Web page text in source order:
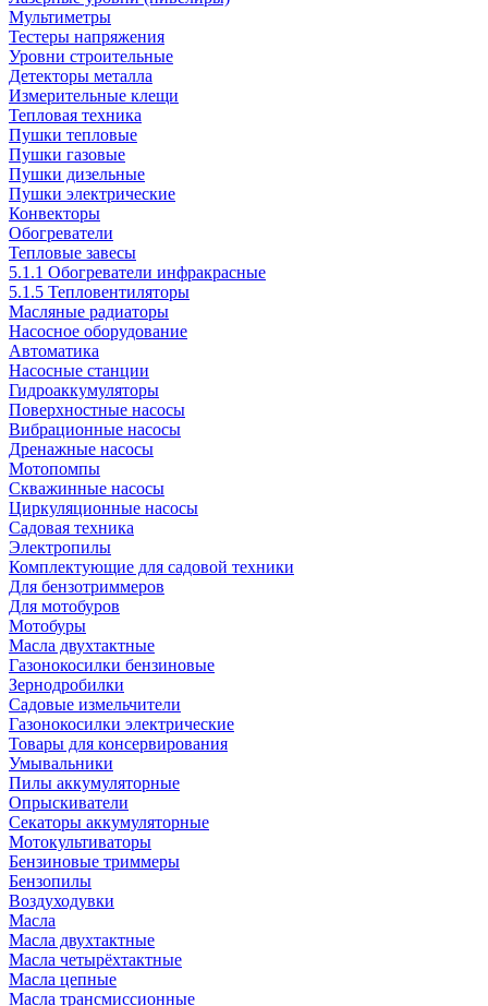
Мультиметры
Тестеры напряжения
Уровни строительные
Детекторы металла
Измерительные клещи
Тепловая техника
Пушки тепловые
Пушки газовые
Пушки дизельные
Пушки электрические
Конвекторы
Обогреватели
Тепловые завесы
5.1.1 Обогреватели инфракрасные
5.1.5 Тепловентиляторы
Масляные радиаторы
Насосное оборудование
Автоматика
Насосные станции
Гидроаккумуляторы
Поверхностные насосы
Вибрационные насосы
Дренажные насосы
Мотопомпы
Скважинные насосы
Циркуляционные насосы
Садовая техника
Электропилы
Комплектующие для садовой техники
Для бензотриммеров
Для мотобуров
Мотобуры
Масла двухтактные
Газонокосилки бензиновые
Зернодробилки
Садовые измельчители
Газонокосилки электрические
Товары для консервирования
Умывальники
Пилы аккумуляторные
Опрыскиватели
Секаторы аккумуляторные
Мотокультиваторы
Бензиновые триммеры
Бензопилы
Воздуходувки
Масла
Масла двухтактные
Масла четырёхтактные
Масла цепные
Масла трансмиссионные